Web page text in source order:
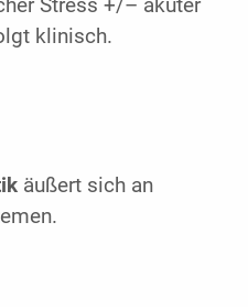
Stress +/– akuter
klinisch.
äußert sich an